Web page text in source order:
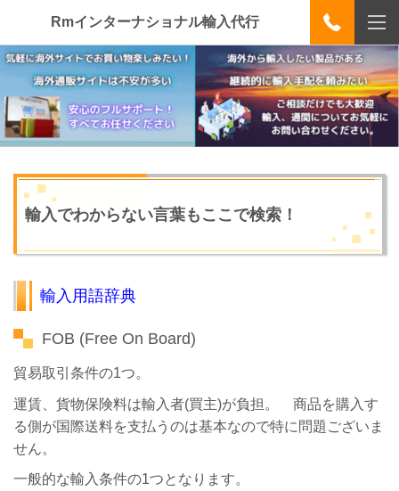
Rmインターナショナル輸入代行
輸入でわからない言葉もここで検索！
輸入用語辞典
FOB (Free On Board)
貿易取引条件の1つ。
運賃、貨物保険料は輸入者(買主)が負担。 商品を購入す
る側が国際送料を支払うのは基本なので特に問題ございま
せん。
一般的な輸入条件の1つとなります。